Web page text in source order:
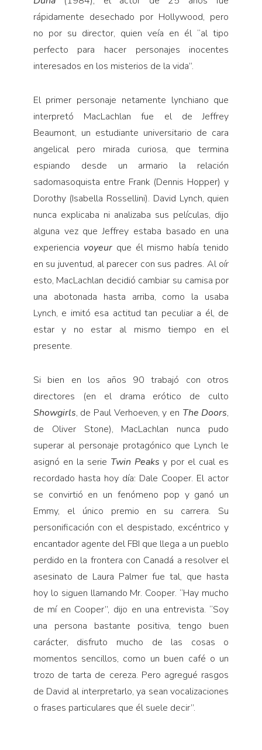
rápidamente desechado por Hollywood, pero
no por su director, quien veía en él “al tipo
perfecto para hacer personajes inocentes
interesados en los misterios de la vida”.
El primer personaje netamente lynchiano que
interpretó MacLachlan fue el de Jeffrey
Beaumont, un estudiante universitario de cara
angelical pero mirada curiosa, que termina
espiando desde un armario la relación
sadomasoquista entre Frank (Dennis Hopper) y
Dorothy (Isabella Rossellini). David Lynch, quien
nunca explicaba ni analizaba sus películas, dijo
alguna vez que Jeffrey estaba basado en una
experiencia voyeur que él mismo había tenido
en su juventud, al parecer con sus padres. Al oír
esto, MacLachlan decidió cambiar su camisa por
una abotonada hasta arriba, como la usaba
Lynch, e imitó esa actitud tan peculiar a él, de
estar y no estar al mismo tiempo en el
presente.
Si bien en los años 90 trabajó con otros
directores (en el drama erótico de culto
Showgirls, de Paul Verhoeven, y en The Doors,
de Oliver Stone), MacLachlan nunca pudo
superar al personaje protagónico que Lynch le
asignó en la serie Twin Peaksy por el cual es
recordado hasta hoy día: Dale Cooper. El actor
se convirtió en un fenómeno pop y ganó un
Emmy, el único premio en su carrera. Su
personificación con el despistado, excéntrico y
encantador agente del FBI que llega a un pueblo
perdido en la frontera con Canadá a resolver el
asesinato de Laura Palmer fue tal, que hasta
hoy lo siguen llamando Mr. Cooper. “Hay mucho
de mí en Cooper”, dijo en una entrevista. “Soy
una persona bastante positiva, tengo buen
carácter, disfruto mucho de las cosas o
momentos sencillos, como un buen café o un
trozo de tarta de cereza. Pero agregué rasgos
de David al interpretarlo, ya sean vocalizaciones
o frases particulares que él suele decir”.